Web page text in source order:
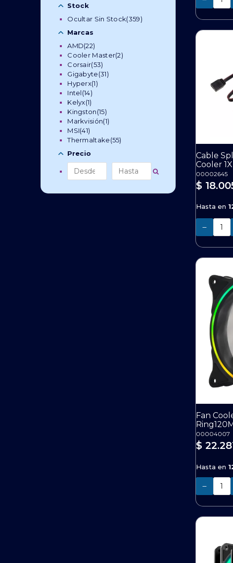
Joystick
Microfónos
Mouse
Mousepad
Parlantes
Pendrive/Micro SD
Perifericos De Oficina
Auricular Oficina
Mouse Oficina
Teclados Oficina
Silla Gamer
SOPORTES
Teclados
Volantes
Stock
Ocultar Sin Stock(359)
Marcas
AMD(22)
Cooler Master(2)
Corsair(53)
Gigabyte(31)
Hyperx(1)
Intel(14)
Kelyx(1)
Kingston(15)
Markvisión(1)
MSI(41)
Thermaltake(55)
Precio
Cable
Cooler
00002645
$
Hasta en
Fan
00004007
$
Hasta en